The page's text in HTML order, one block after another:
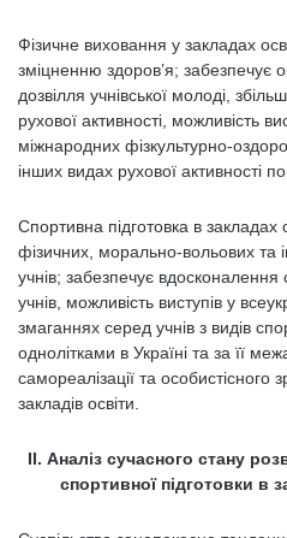
Фізичне виховання у закладах
зміцненню здоров’я; забезпечує
дозвілля учнівської молоді,
рухової активності, можливість
міжнародних фізкультурно-
інших видах рухової активності
Спортивна підготовка в
фізичних, морально-вольових та
учнів; забезпечує вдосконалення
учнів, можливість виступів у
змаганнях серед учнів з видів
однолітками в Україні та за її
самореалізації та особистісного
закладів освіти.
ІІ. Аналіз сучасного стану
спортивної підготовки в